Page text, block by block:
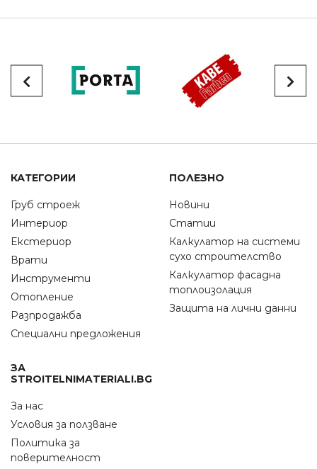
КАТЕГОРИИ
Груб строеж
Интериор
Екстериор
Врати
Инструменти
Отопление
Разпродажба
Специални предложения
ПОЛЕЗНО
Новини
Статии
Калкулатор на системи
сухо строителство
Калкулатор фасадна
топлоизолация
Защита на лични данни
ЗА
STROITELNIMATERIALI.BG
За нас
Условия за ползване
Политика за
поверителност